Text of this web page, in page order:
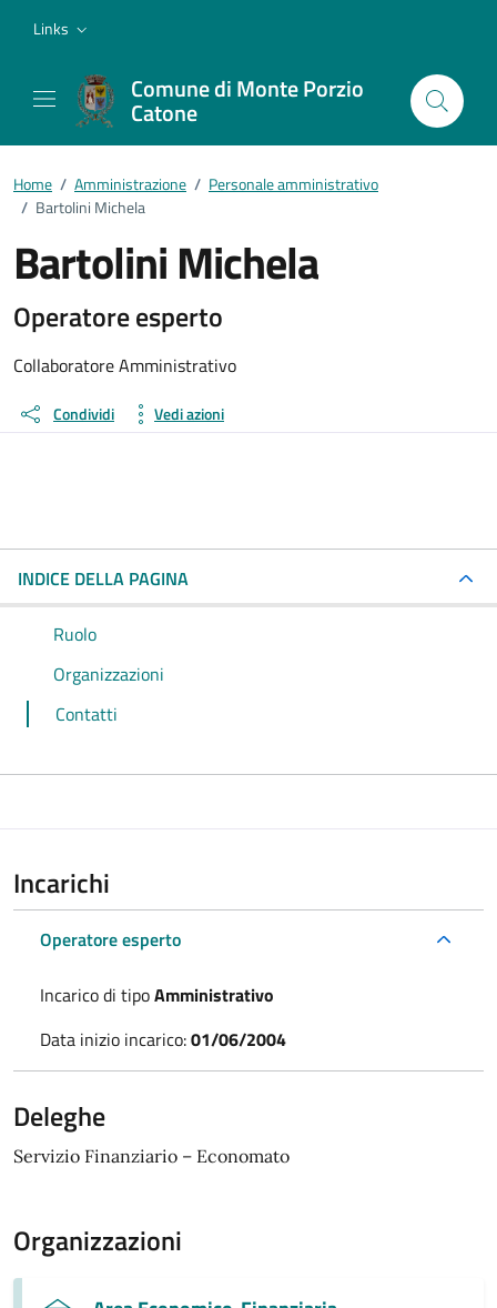
Links
Comune di Monte Porzio
Catone
Home / Amministrazione / Personale amministrativo
/ Bartolini Michela
Bartolini Michela
Dettagli della persona
Operatore esperto
Collaboratore Amministrativo
Condividi Vedi azioni
INDICE DELLA PAGINA
Ruolo
Organizzazioni
Contatti
Incarichi
Operatore esperto
Incarico di tipoAmministrativo
Data inizio incarico:01/06/2004
Deleghe
Servizio Finanziario – Economato
Organizzazioni